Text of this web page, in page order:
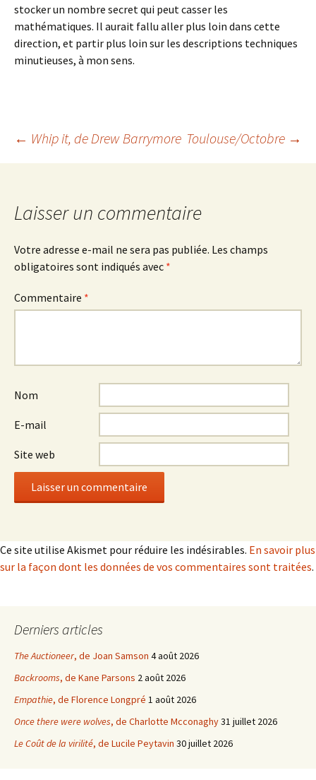
stocker un nombre secret qui peut casser les
mathématiques. Il aurait fallu aller plus loin dans cette
direction, et partir plus loin sur les descriptions techniques
minutieuses, à mon sens.
Navigation
articles
← Whip it, de Drew Barrymore Toulouse/Octobre →
Laisser un commentaire
Votre adresse e-mail ne sera pas publiée. Les champs
obligatoires sont indiqués avec *
Commentaire *
Nom
E-mail
Site web
Ce site utilise Akismet pour réduire les indésirables. En savoir plus
sur la façon dont les données de vos commentaires sont traitées.
Derniers articles
The Auctioneer, de Joan Samson 4 août 2026
Backrooms, de Kane Parsons 2 août 2026
Empathie, de Florence Longpré 1 août 2026
Once there were wolves, de Charlotte Mcconaghy31 juillet 2026
Le Coût de la virilité, de Lucile Peytavin 30 juillet 2026